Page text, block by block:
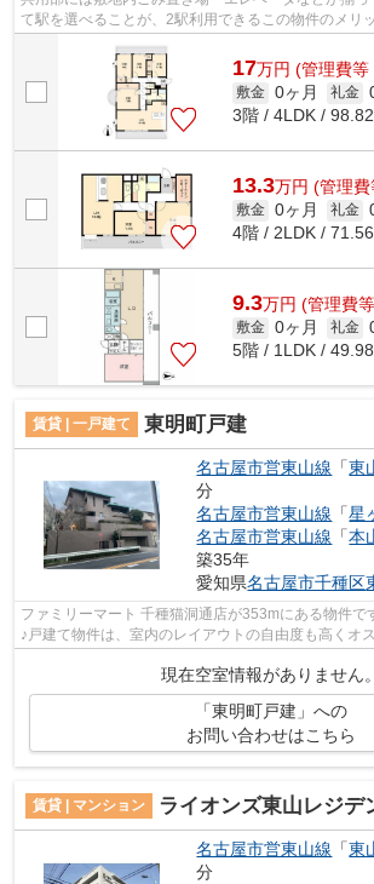
て駅を選べることが、2駅利用できるこの物件のメリ
ードで決済いただけます♪徒歩5分で駅...
17万円 (管理費等
敷金 0ヶ月 礼金
3階 / 4LDK /
13.3万円 (管理
敷金 0ヶ月 礼金
4階 / 2LDK /
9.3万円 (管理費
敷金 0ヶ月 礼金
5階 / 1LDK /
賃貸 | 一戸建て 東明町戸建
名古屋市営東山線 「東
分
名古屋市営東山線 「星
名古屋市営東山線 「本
築35年
愛知県名古屋市千種区
ファミリーマート 千種猫洞通店が353mにある物件で
♪戸建て物件は、室内のレイアウトの自由度も高くオ
現在空室情報がありません。
「東明町戸建」への
お問い合わせはこちら
賃貸 | マンション ライオンズ東山レジデ
名古屋市営東山線 「東
分